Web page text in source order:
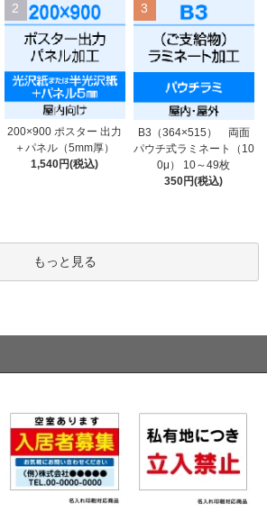
2
200×900 ポスター 出力
＋パネル（5mm厚）
1,540円(税込)
3
B3（364×515） 両面
パウチ式ラミネート（10
0μ） 10～49枚
350円(税込)
もっと見る